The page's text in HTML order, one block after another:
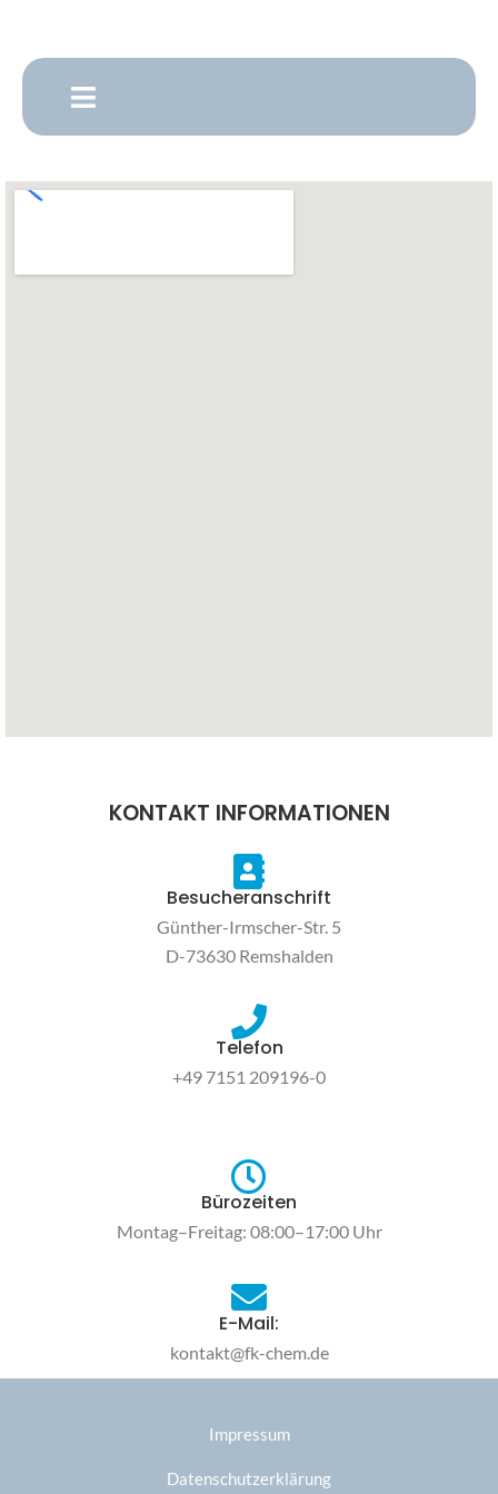
KONTAKT INFORMATIONEN
Besucheranschrift
Günther-Irmscher-Str. 5
D-73630 Remshalden
Telefon
+49 7151 209196-0
Bürozeiten
Montag–Freitag: 08:00–17:00 Uhr
E-Mail:
kontakt@fk-chem.de
Impressum
Datenschutzerklärung